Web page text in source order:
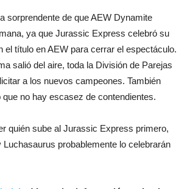
sorprendente de que AEW Dynamite
ya que Jurassic Express celebró su
el título en AEW para cerrar el espectáculo.
salió del aire, toda la División de Parejas
a los nuevos campeones. También
no hay escasez de contendientes.
quién sube al Jurassic Express primero,
Luchasaurus probablemente lo celebrarán